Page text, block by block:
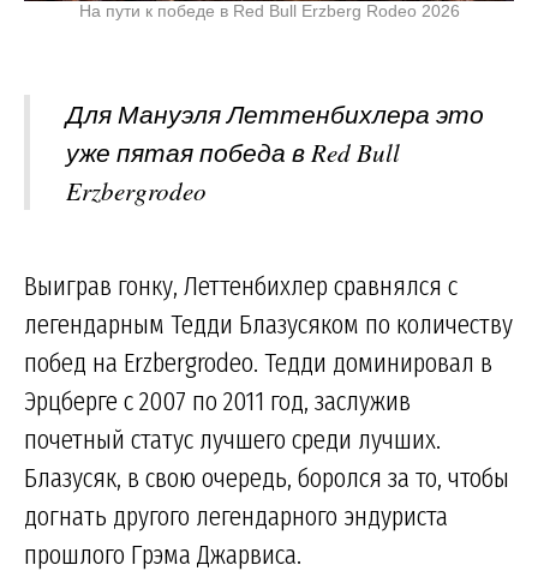
На пути к победе в Red Bull Erzberg Rodeo 2026
Для Мануэля Леттенбихлера это
уже пятая победа в Red Bull
Erzbergrodeo
Выиграв гонку, Леттенбихлер сравнялся с
легендарным Тедди Блазусяком по количеству
побед на Erzbergrodeo. Тедди доминировал в
Эрцберге с 2007 по 2011 год, заслужив
почетный статус лучшего среди лучших.
Блазусяк, в свою очередь, боролся за то, чтобы
догнать другого легендарного эндуриста
прошлого Грэма Джарвиса.